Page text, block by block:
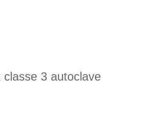
3 autoclave